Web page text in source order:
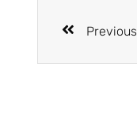
Previous